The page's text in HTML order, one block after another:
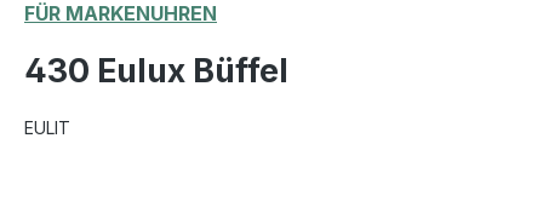
FÜR MARKENUHREN
430 Eulux Büffel
EULIT